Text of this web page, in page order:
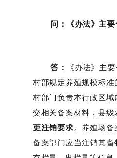
问：《办法》主
答： 《办法》主
村部规定养殖规模标
村部门负责本行政区
交相关备案材料，县
更注销要求。 养殖场备
备案部门应当注销其